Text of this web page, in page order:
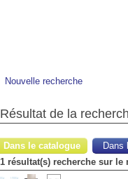
Nouvelle recherche
Résultat de la
Dans le catalogue Dans